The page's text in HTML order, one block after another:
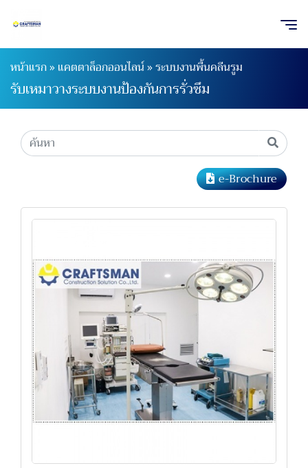
หน้าแรก»แคตตาล็อกออนไลน์»ระบบงานพื้นคลีนรูม
รับเหมาวางระบบงานป้องกันการรั่วซึม
e-Brochure